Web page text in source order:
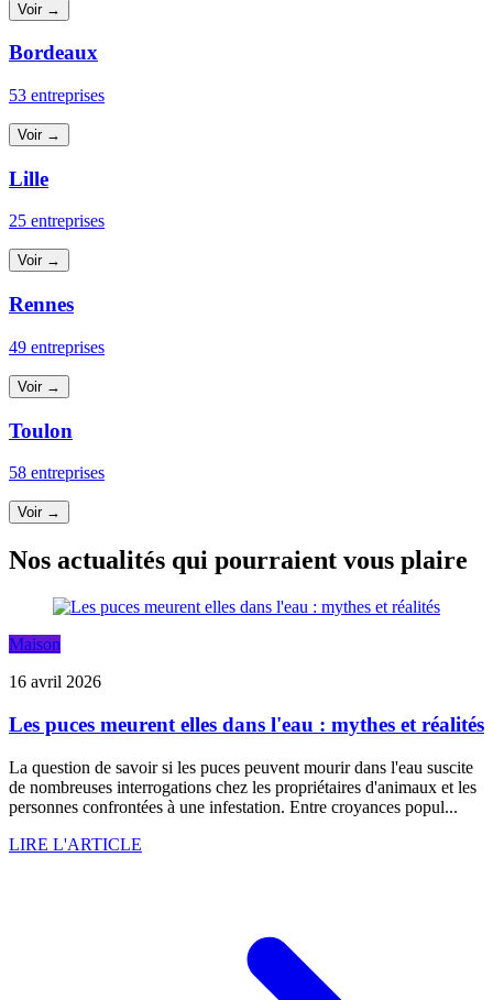
Voir →
Bordeaux
53 entreprises
Voir →
Lille
25 entreprises
Voir →
Rennes
49 entreprises
Voir →
Toulon
58 entreprises
Voir →
Nos actualités qui pourraient vous plaire
Maison
16 avril 2026
Les puces meurent elles dans l'eau : mythes et réalités
La question de savoir si les puces peuvent mourir dans l'eau suscite
de nombreuses interrogations chez les propriétaires d'animaux et les
personnes confrontées à une infestation. Entre croyances popul...
LIRE L'ARTICLE